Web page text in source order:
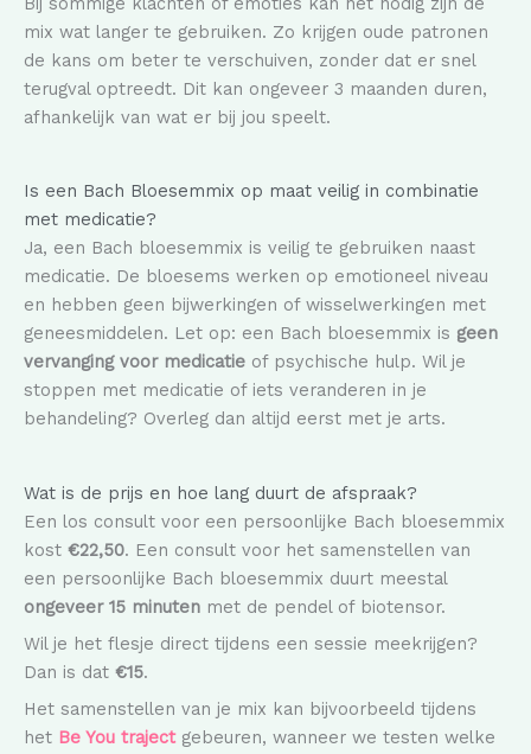
mix wat langer te gebruiken. Zo krijgen oude patronen
de kans om beter te verschuiven, zonder dat er snel
terugval optreedt. Dit kan ongeveer 3 maanden duren,
afhankelijk van wat er bij jou speelt.
Is een Bach Bloesemmix op maat veilig in combinatie
met medicatie?
Ja, een Bach bloesemmix is veilig te gebruiken naast
medicatie. De bloesems werken op emotioneel niveau
en hebben geen bijwerkingen of wisselwerkingen met
geneesmiddelen. Let op: een Bach bloesemmix is geen
vervanging voor medicatie of psychische hulp. Wil je
stoppen met medicatie of iets veranderen in je
behandeling? Overleg dan altijd eerst met je arts.
Wat is de prijs en hoe lang duurt de afspraak?
Een los consult voor een persoonlijke Bach bloesemmix
kost €22,50. Een consult voor het samenstellen van
een persoonlijke Bach bloesemmix duurt meestal
ongeveer 15 minuten met de pendel of biotensor.
Wil je het flesje direct tijdens een sessie meekrijgen?
Dan is dat €15.
Het samenstellen van je mix kan bijvoorbeeld tijdens
het Be You traject gebeuren, wanneer we testen welke